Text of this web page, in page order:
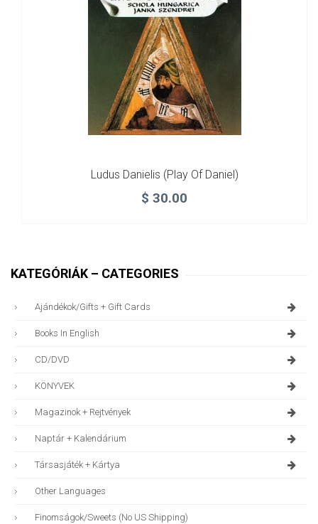
Ludus Danielis (Play Of Daniel)
$ 30.00
KATEGÓRIÁK – CATEGORIES
Ajándékok/gifts + Gift Cards
Books In English
CD/DVD
KÖNYVEK
Magazinok + Rejtvények
Naptár + Kalendárium
Társasjáték + Kártya
Other Languages
Finomságok/sweets (no US Shipping)